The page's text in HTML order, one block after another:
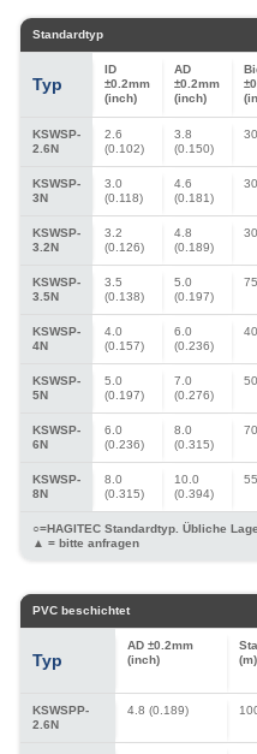
Standardtyp
Typ
ID
±0.2mm
(inch)
AD
±0.2mm
(inch)
KSWSP-
2.6N
2.6
(0.102)
3.8
(0.150)
30
KSWSP-
3N
3.0
(0.118)
4.6
(0.181)
30
KSWSP-
3.2N
3.2
(0.126)
4.8
(0.189)
30
KSWSP-
3.5N
3.5
(0.138)
5.0
(0.197)
75
KSWSP-
4N
4.0
(0.157)
6.0
(0.236)
40
KSWSP-
5N
5.0
(0.197)
7.0
(0.276)
50
KSWSP-
6N
6.0
(0.236)
8.0
(0.315)
70
KSWSP-
8N
8.0
(0.315)
10.0
(0.394)
55
○=HAGITEC Standardtyp. Übliche
▲ = bitte anfragen
PVC beschichtet
Typ
AD ±0.2mm
(inch)
(m)
KSWSPP-
2.6N
4.8 (0.189)